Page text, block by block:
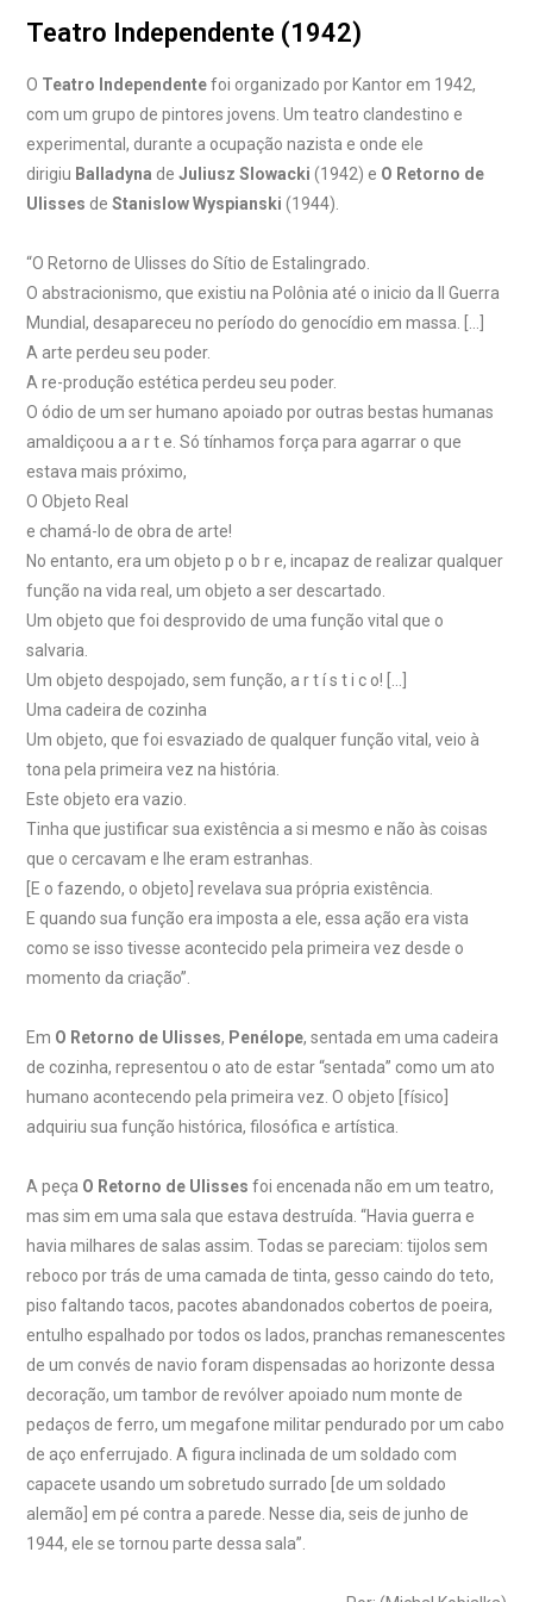
Teatro Independente (1942)
O Teatro Independentefoi organizado por Kantor em 1942,
com um grupo de pintores jovens. Um teatro clandestino e
experimental, durante a ocupação nazista e onde ele
dirigiu Balladyna de Juliusz Slowacki (1942) e O Retorno de
Ulisses de Stanislow Wyspianski (1944).
“O Retorno de Ulisses do Sítio de Estalingrado.
O abstracionismo, que existiu na Polônia até o inicio da II Guerra
Mundial, desapareceu no período do genocídio em massa. […]
A arte perdeu seu poder.
A re-produção estética perdeu seu poder.
O ódio de um ser humano apoiado por outras bestas humanas
amaldiçoou a a r t e. Só tínhamos força para agarrar o que
estava mais próximo,
O Objeto Real
e chamá-lo de obra de arte!
No entanto, era um objeto p o b r e, incapaz de realizar qualquer
função na vida real, um objeto a ser descartado.
Um objeto que foi desprovido de uma função vital que o
salvaria.
Um objeto despojado, sem função, a r t í s t i c o! […]
Uma cadeira de cozinha
Um objeto, que foi esvaziado de qualquer função vital, veio à
tona pela primeira vez na história.
Este objeto era vazio.
Tinha que justificar sua existência a si mesmo e não às coisas
que o cercavam e lhe eram estranhas.
[E o fazendo, o objeto] revelava sua própria existência.
E quando sua função era imposta a ele, essa ação era vista
como se isso tivesse acontecido pela primeira vez desde o
momento da criação”.
Em O Retorno de Ulisses, Penélope, sentada em uma cadeira
de cozinha, representou o ato de estar “sentada” como um ato
humano acontecendo pela primeira vez. O objeto [físico]
adquiriu sua função histórica, filosófica e artística.
A peça O Retorno de Ulisses foi encenada não em um teatro,
mas sim em uma sala que estava destruída. “Havia guerra e
havia milhares de salas assim. Todas se pareciam: tijolos sem
reboco por trás de uma camada de tinta, gesso caindo do teto,
piso faltando tacos, pacotes abandonados cobertos de poeira,
entulho espalhado por todos os lados, pranchas remanescentes
de um convés de navio foram dispensadas ao horizonte dessa
decoração, um tambor de revólver apoiado num monte de
pedaços de ferro, um megafone militar pendurado por um cabo
de aço enferrujado. A figura inclinada de um soldado com
capacete usando um sobretudo surrado [de um soldado
alemão] em pé contra a parede. Nesse dia, seis de junho de
1944, ele se tornou parte dessa sala”.